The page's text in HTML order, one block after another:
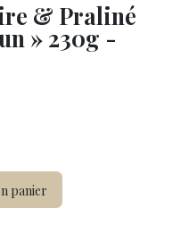
& Praliné
» 230g -
panier